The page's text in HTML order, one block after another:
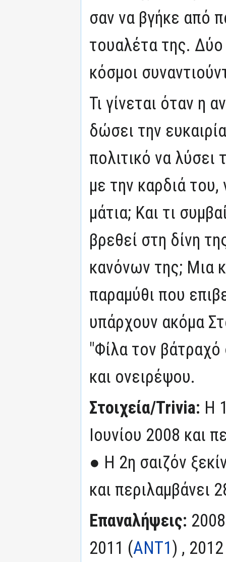
σαν να βγήκε από
τουαλέτα της.
κόσμοι
Τι γίνεται όταν η
δώσει την
πολιτικό να λύσει
με την καρδιά
μάτια; Και τι
βρεθεί στη δίνη
κανόνων της; Μια
παραμύθι που
υπάρχουν ακόμα
"Φίλα τον
και ονειρέψου.
Στοιχεία/Trivia: Η
Ιουνίου 2008 και
● Η 2η σαιζόν
και περιλαμβάνει
Επαναλήψεις:
2011 (ΑΝΤ1 ) ,